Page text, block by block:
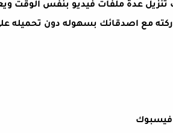
عدة ملفات فيديو بنفس الوقت
مع اصدقائك بسهوله دون تحميله
فيسبوك